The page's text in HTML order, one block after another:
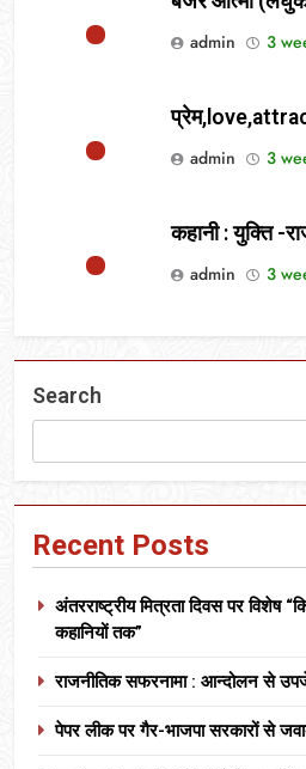
admin
3
admin
3
कहानी : युक्ति -
admin
3
Search
Recent Posts
अंतरराष्ट्रीय मित्रता दिवस पर विशेष
कहानियों तक”
राजनीतिक सफरनामा : आन्दोलन से
पेपर लीक पर गैर-भाजपा सरकारों से